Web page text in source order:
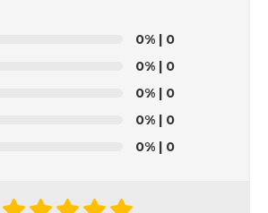
0% | 0
0% | 0
0% | 0
0% | 0
0% | 0